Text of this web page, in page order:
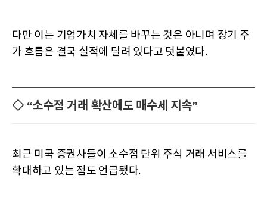
다만 이는 기업가치 자체를 바꾸는 것은 아니며 장기 주
가 흐름은 결국 실적에 달려 있다고 덧붙였다.
◇ “소수점 거래 확산에도 매수세 지속”
최근 미국 증권사들이 소수점 단위 주식 거래 서비스를
확대하고 있는 점도 언급됐다.